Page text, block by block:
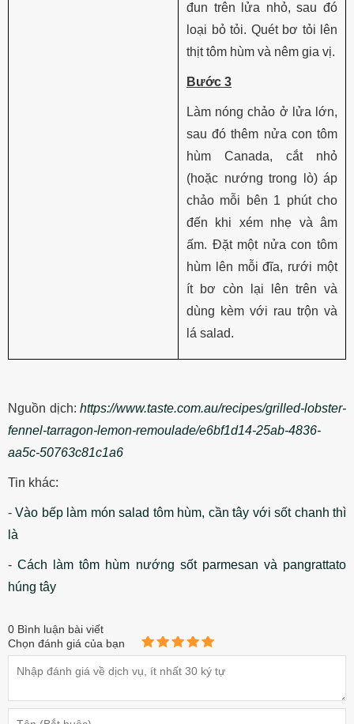
đun trên lửa nhỏ, sau đó
loại bỏ tỏi. Quét bơ tỏi lên
thịt tôm hùm và nêm gia vị.
Bước 3
Làm nóng chảo ở lửa lớn,
sau đó thêm nửa con tôm
hùm Canada, cắt nhỏ
(hoặc nướng trong lò) áp
chảo mỗi bên 1 phút cho
đến khi xém nhẹ và âm
ấm. Đặt một nửa con tôm
hùm lên mỗi đĩa, rưới một
ít bơ còn lại lên trên và
dùng kèm với rau trộn và
lá salad.
Nguồn dịch: https://www.taste.com.au/recipes/grilled-lobster-
fennel-tarragon-lemon-remoulade/e6bf1d14-25ab-4836-
aa5c-50763c81c1a6
Tin khác:
-Vào bếp làm món salad tôm hùm, cần tây với sốt chanh thì
là
-Cách làm tôm hùm nướng sốt parmesan và pangrattato
húng tây
0 Bình luận bài viết
Chọn đánh giá của bạn